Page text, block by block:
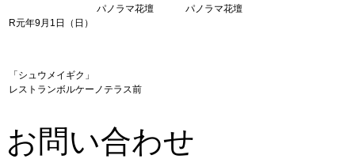
R元年9月1日（日）
パノラマ花壇
パノラマ花壇
「シュウメイギク」
レストランボルケーノテラス前
お問い合わせ